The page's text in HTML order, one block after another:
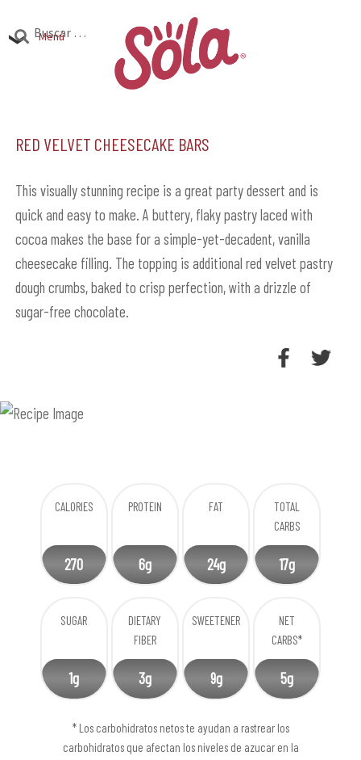
Menú
Investigación
menú
hijo
el
menú
hijo
Buscar:
Red Velvet Cheesecake Bars
This visually stunning recipe is a great party dessert and is
quick and easy to make. A buttery, flaky pastry laced with
cocoa makes the base for a simple-yet-decadent, vanilla
cheesecake filling. The topping is additional red velvet pastry
dough crumbs, baked to crisp perfection, with a drizzle of
sugar-free chocolate.
CALORIES
270
PROTEIN
6g
FAT
24g
TOTAL
CARBS
17g
SUGAR
1g
DIETARY
FIBER
3g
SWEETENER
9g
NET
CARBS*
5g
* Los carbohidratos netos te ayudan a rastrear los
carbohidratos que afectan los niveles de azucar en la